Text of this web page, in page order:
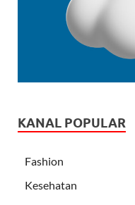
KANAL POPULAR
Fashion
Kesehatan